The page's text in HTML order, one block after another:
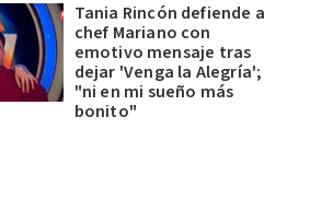
Tania Rincón defiende a
chef Mariano con
emotivo mensaje tras
dejar 'Venga la Alegría';
"ni en mi sueño más
bonito"